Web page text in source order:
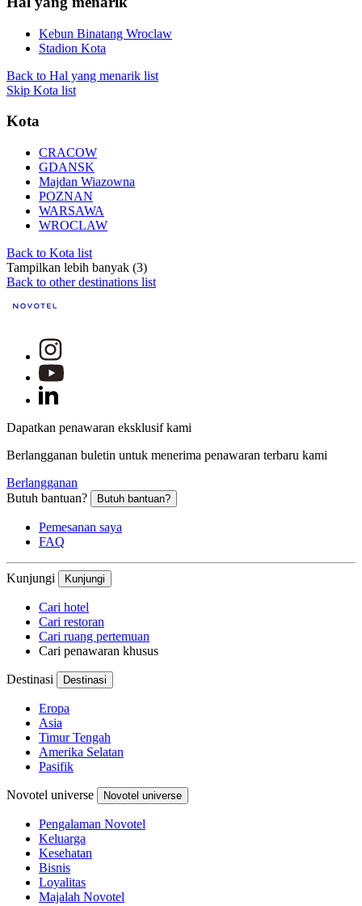
Kebun Binatang Wroclaw
Stadion Kota
Back to Hal yang menarik list
Skip Kota list
Kota
CRACOW
GDANSK
Majdan Wiazowna
POZNAN
WARSAWA
WROCLAW
Back to Kota list
Tampilkan lebih banyak (3)
Back to other destinations list
Dapatkan penawaran eksklusif kami
Berlangganan buletin untuk menerima penawaran terbaru kami
Berlangganan
Butuh bantuan?
Butuh bantuan?
Pemesanan saya
FAQ
Kunjungi Kunjungi
Cari hotel
Cari restoran
Cari ruang pertemuan
Cari penawaran khusus
Destinasi Destinasi
Eropa
Asia
Timur Tengah
Amerika Selatan
Pasifik
Novotel universe Novotel universe
Pengalaman Novotel
Keluarga
Kesehatan
Bisnis
Loyalitas
Majalah Novotel